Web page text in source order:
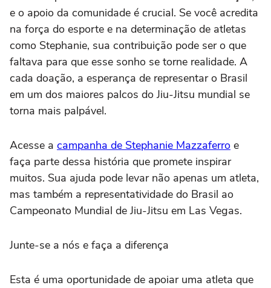
e o apoio da comunidade é crucial. Se você acredita
na força do esporte e na determinação de atletas
como Stephanie, sua contribuição pode ser o que
faltava para que esse sonho se torne realidade. A
cada doação, a esperança de representar o Brasil
em um dos maiores palcos do Jiu-Jitsu mundial se
torna mais palpável.
Acesse a campanha de Stephanie Mazzaferro e
faça parte dessa história que promete inspirar
muitos. Sua ajuda pode levar não apenas um atleta,
mas também a representatividade do Brasil ao
Campeonato Mundial de Jiu-Jitsu em Las Vegas.
Junte-se a nós e faça a diferença
Esta é uma oportunidade de apoiar uma atleta que